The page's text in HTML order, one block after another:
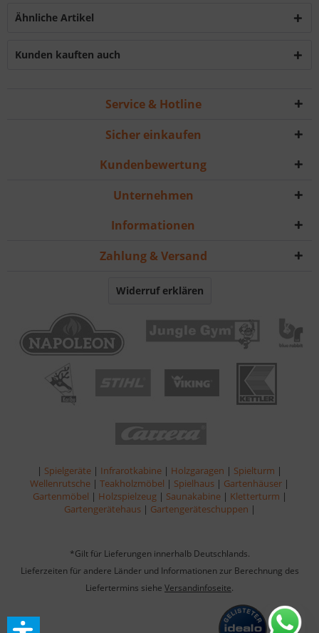
Ähnliche Artikel
Kunden kauften auch
Service & Hotline
Sicher einkaufen
Kundenbewertung
Unternehmen
Informationen
Zahlung & Versand
Widerruf erklären
| Spielgeräte | Infrarotkabine | Holzgaragen | Spielturm |
Wellenrutsche | Teakholzmöbel | Spielhaus | Gartenhäuser |
Gartenmöbel | Holzspielzeug | Saunakabine | Kletterturm |
Gartengerätehaus | Gartengeräteschuppen |
*Gilt für Lieferungen innerhalb Deutschlands.
Lieferzeiten für andere Länder und Informationen zur Berechnung des
Liefertermins siehe Versandinfoseite.